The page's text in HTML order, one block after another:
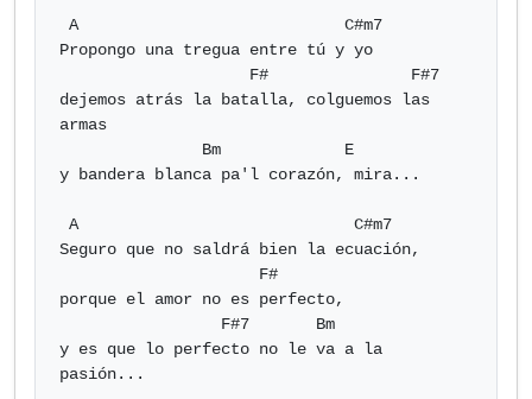
Propongo una tregua entre tú y yo
dejemos atrás la batalla, colguemos las
armas
y bandera blanca pa'l corazón, mira...
Seguro que no saldrá bien la ecuación,
porque el amor no es perfecto,
y es que lo perfecto no le va a la
pasión...